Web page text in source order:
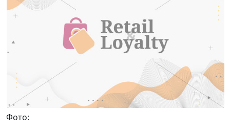
Фото: